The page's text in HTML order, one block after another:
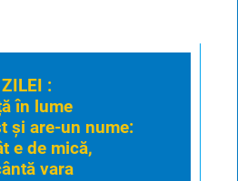
:
în lume
și are-un nume:
e de mică,
vara